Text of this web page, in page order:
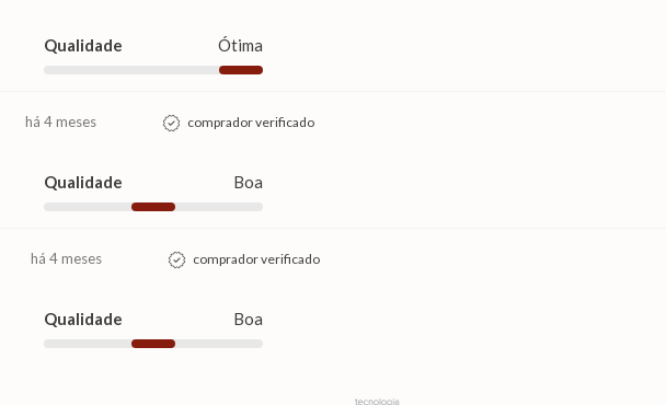
Qualidade Ótima
há 4 meses comprador verificado
Qualidade Boa
há 4 meses comprador verificado
Qualidade Boa